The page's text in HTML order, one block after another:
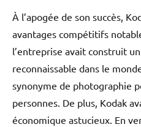
À l’apogée de son succès,
avantages compétitifs
l’entreprise avait construit
reconnaissable dans le
synonyme de photographie
personnes. De plus, Kodak
économique astucieux. En